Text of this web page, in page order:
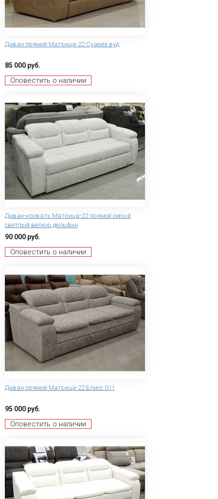
Диван прямой Матрица-22 Суарез вуд
85 000 руб.
Оповестить о наличии
Диван-кровать Матрица-22 прямой серый
светлый велюр дельфин
90 000 руб.
Оповестить о наличии
Диван прямой Матрица-22 Блисс 011
95 000 руб.
Оповестить о наличии